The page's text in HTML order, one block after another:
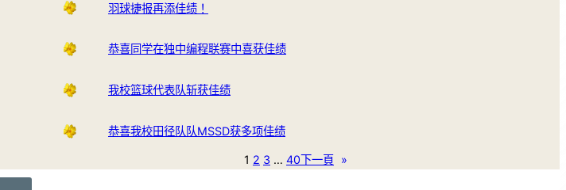
羽球捷报再添佳绩！
恭喜同学在独中编程联赛中喜获佳绩
我校篮球代表队斩获佳绩
恭喜我校田径队队MSSD获多项佳绩
1 2 3 … 40下一頁 »